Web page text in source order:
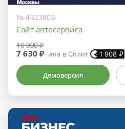
№ 4323805
Сайт автосервиса
10 900 ₽
7 630 ₽ или в Сплит 1 908 ₽
Демоверсия